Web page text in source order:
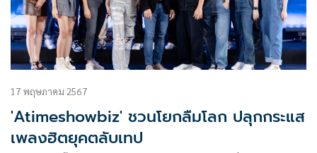
17 พฤษภาคม 2567
'Atimeshowbiz' ชวนโยกลืมโลก ปลุกกระแส
เพลงฮิตยุคตลับเทป